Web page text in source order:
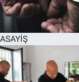
ASAYİŞ